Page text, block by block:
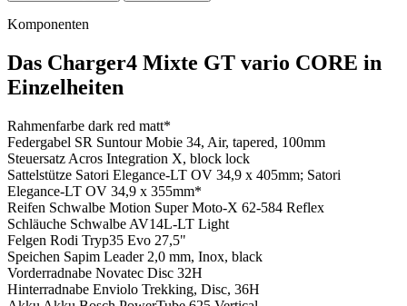
Komponenten
Das Charger4 Mixte GT vario CORE in
Einzelheiten
Rahmenfarbe dark red matt*
Federgabel SR Suntour Mobie 34, Air, tapered, 100mm
Steuersatz Acros Integration X, block lock
Sattelstütze Satori Elegance-LT OV 34,9 x 405mm; Satori
Elegance-LT OV 34,9 x 355mm*
Reifen Schwalbe Motion Super Moto-X 62-584 Reflex
Schläuche Schwalbe AV14L-LT Light
Felgen Rodi Tryp35 Evo 27,5"
Speichen Sapim Leader 2,0 mm, Inox, black
Vorderradnabe Novatec Disc 32H
Hinterradnabe Enviolo Trekking, Disc, 36H